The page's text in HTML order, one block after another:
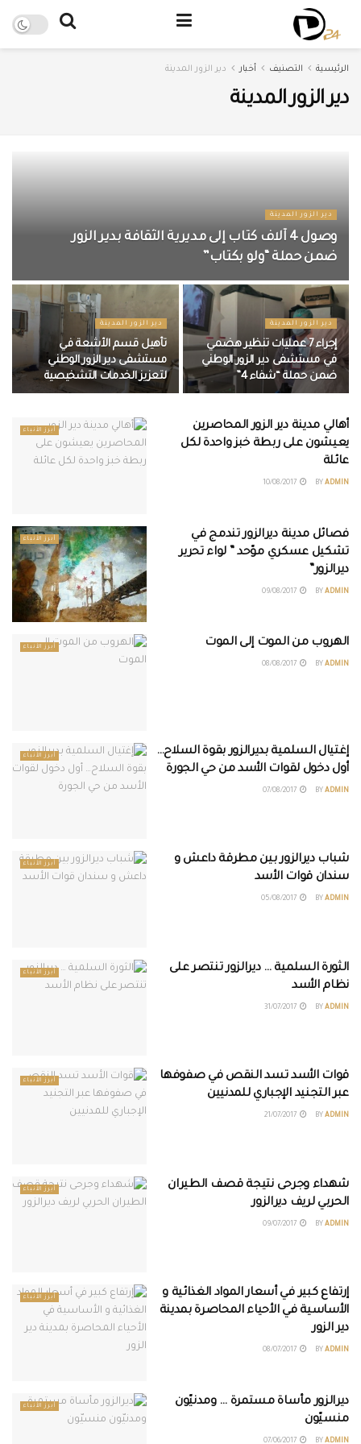
الرئيسية التصنيف أخبار دير الزور المدينة
دير الزور المدينة
دير الزور المدينة
وصول 4 آلاف كتاب إلى مديرية الثقافة بدير الزور
ضمن حملة “ولو بكتاب”
دير الزور المدينة
إجراء 7 عمليات تنظير هضمي
في مستشفى دير الزور الوطني
ضمن حملة “شفاء 4”
دير الزور المدينة
تأهيل قسم الأشعة في
مستشفى دير الزور الوطني
لتعزيز الخدمات التشخيصية
أبرز الأنباء
أهالي مدينة دير الزور المحاصرين
يعيشون على ربطة خبز واحدة لكل
عائلة
BY ADMIN
أبرز الأنباء
فصائل مدينة ديرالزور تندمج في
تشكيل عسكري موّحد ” لواء تحرير
ديرالزور”
BY ADMIN
أبرز الأنباء الهروب من الموت إلى الموت
BY ADMIN
أبرز الأنباء
إغتيال السلمية بديرالزور بقوة السلاح…
أول دخول لقوات الأسد من حي الجورة
BY ADMIN
أبرز الأنباء
شباب ديرالزور بين مطرقة داعش و
سندان قوات الأسد
BY ADMIN
أبرز الأنباء
الثورة السلمية … ديرالزور تنتصر على
نظام الأسد
BY ADMIN
أبرز الأنباء
قوات الأسد تسد النقص في صفوفها
عبر التجنيد الإجباري للمدنيين
BY ADMIN
أبرز الأنباء
شهداء وجرحى نتيجة قصف الطيران
الحربي لريف ديرالزور
BY ADMIN
أبرز الأنباء
إرتفاع كبير في أسعار المواد الغذائية و
الأساسية في الأحياء المحاصرة بمدينة
دير الزور
BY ADMIN
أبرز الأنباء
ديرالزور مأساة مستمرة … ومدنيّون
منسيّون
BY ADMIN